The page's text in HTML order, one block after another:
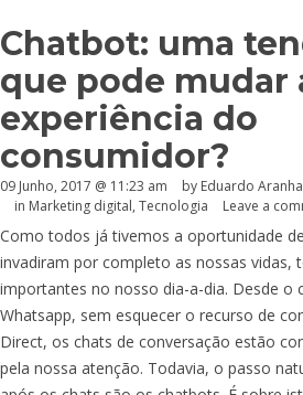
Chatbot: uma
que pode mudar
experiência do
consumidor?
09 Junho, 2017 @ 11:23 am by Eduardo Aranha
in Marketing digital, Tecnologia Leave a
Como todos já tivemos a oportunidade
invadiram por completo as nossas vidas,
importantes no nosso dia-a-dia. Desde o
Whatsapp, sem esquecer o recurso de
Direct, os chats de conversação estão
pela nossa atenção. Todavia, o passo